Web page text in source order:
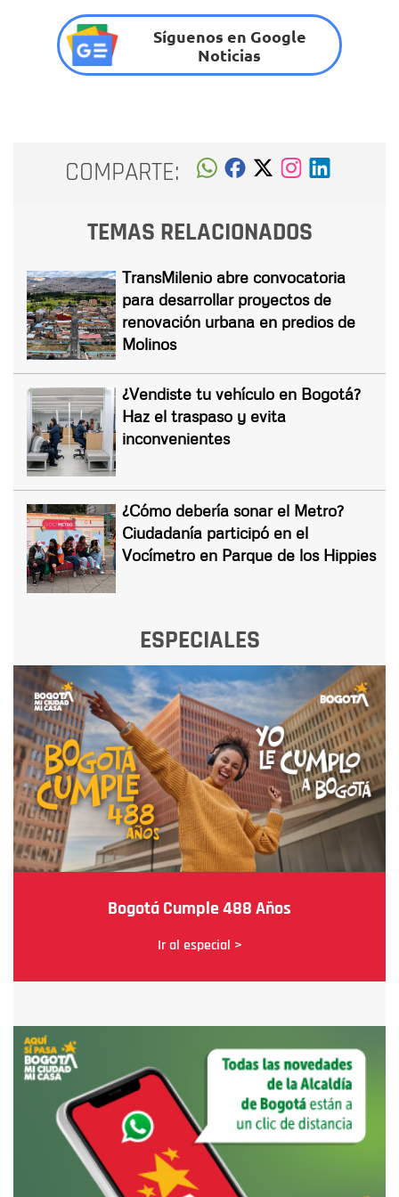
Síguenos en Google
Noticias
COMPARTE:
TEMAS RELACIONADOS
TransMilenio abre convocatoria
para desarrollar proyectos de
renovación urbana en predios de
Molinos
¿Vendiste tu vehículo en Bogotá?
Haz el traspaso y evita
inconvenientes
¿Cómo debería sonar el Metro?
Ciudadanía participó en el
Vocímetro en Parque de los Hippies
ESPECIALES
Bogotá Cumple 488 Años
Ir al especial >